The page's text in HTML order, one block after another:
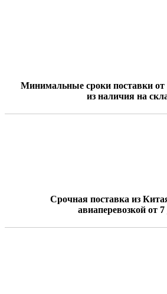
Минимальные сроки поставки от
из наличия на
Срочная поставка из
авиаперевозкой от 7